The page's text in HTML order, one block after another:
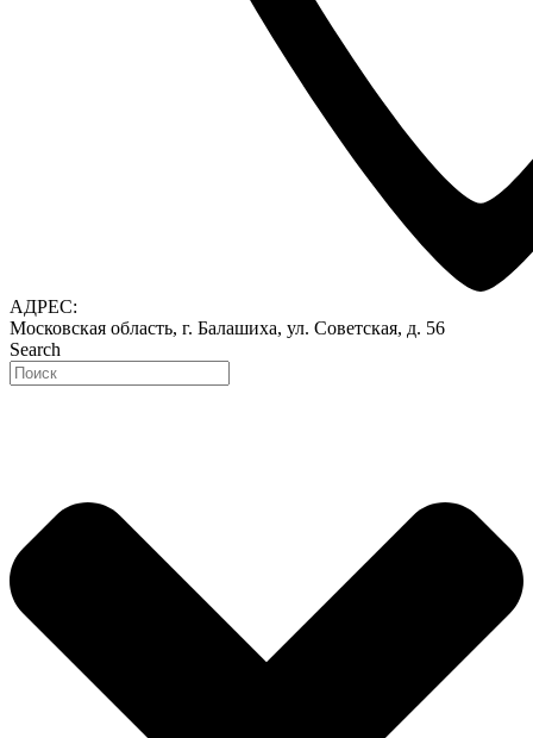
АДРЕС:
Московская область, г. Балашиха, ул. Советская, д. 56
Search